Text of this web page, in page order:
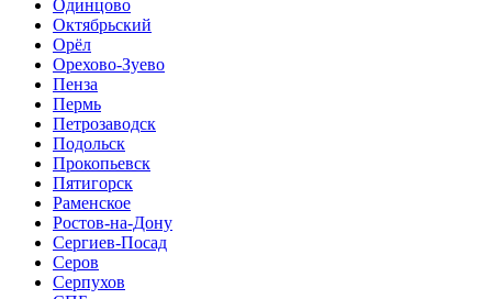
Одинцово
Октябрьский
Орёл
Орехово-Зуево
Пенза
Пермь
Петрозаводск
Подольск
Прокопьевск
Пятигорск
Раменское
Ростов-на-Дону
Сергиев-Посад
Серов
Серпухов